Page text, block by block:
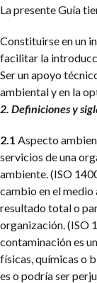
La presente Guía
Constituirse en un
facilitar la
Ser un apoyo
ambiental y en la
2. Definiciones y
2.1 Aspecto
servicios de una
ambiente.(ISO
cambio en el medio
resultado total o
organización. (ISO
contaminación es
físicas, químicas o
es o podría ser